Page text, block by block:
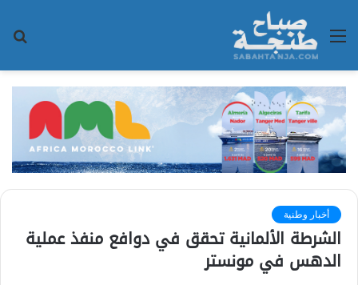
القائمة
أخبار وطنية
الشرطة الألمانية تحقق في دوافع منفذ عملية
الدهس في مونستر